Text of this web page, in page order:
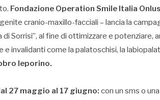
Fondazione Operation Smile Italia Onlus
cranio-maxillo-facciali – lancia la
di Sorrisi”, al fine di ottimizzare e potenziare,
invalidanti come la palatoschisi, la
leporino.
27 maggio al 17 giugno: con un sms o